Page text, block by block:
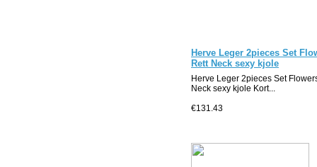
Herve Leger 2pieces Set
Rett Neck sexy kjole
Herve Leger 2pieces Set
Neck sexy kjole Kort...
€131.43